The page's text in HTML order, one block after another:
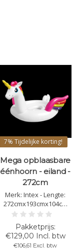
7% Tijdelijke korting!
Mega opblaasbare
éénhoorn - eiland -
272cm
Merk: Intex - Lengte:
272cmx193cmx104cm
opgeblazen - Materiaal:
PVC - Kleur: Wit/Roze/...
€129,00 Incl. btw
€106,61 Excl. btw